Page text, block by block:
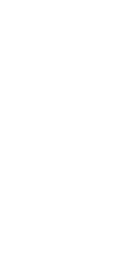
je na